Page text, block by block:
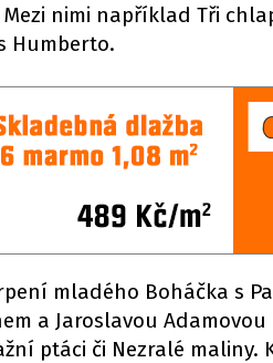
nimi například Tři
Humberto.
mladého Boháčka s
a Jaroslavou
ptáci či Nezralé maliny.